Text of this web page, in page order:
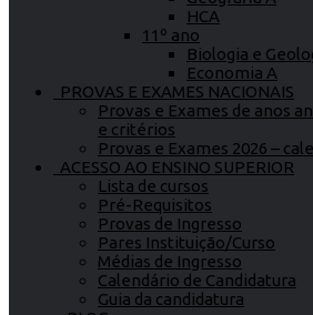
HCA
11º ano
Biologia e
Economia A
PROVAS E EXAMES NACIONAIS
Provas e Exames de anos
e critérios
Provas e Exames 2026 –
ACESSO AO ENSINO SUPERIOR
Lista de cursos
Pré-Requisitos
Provas de Ingresso
Pares Instituição/Curso
Médias de Ingresso
Calendário de Candidatura
Guia da candidatura